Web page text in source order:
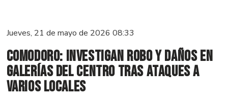
Jueves, 21 de mayo de 2026 08:33
Comodoro: investigan robo y daños en
galerías del centro tras ataques a
varios locales